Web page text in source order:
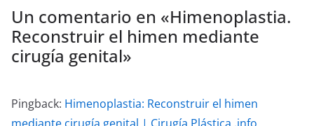
Un comentario en «Himenoplastia.
Reconstruir el himen mediante
cirugía genital»
Pingback: Himenoplastia: Reconstruir el himen